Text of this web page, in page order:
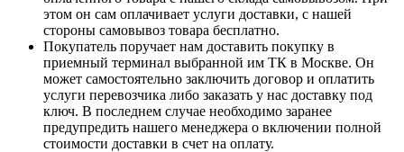
этом он сам оплачивает услуги доставки, с нашей
стороны самовывоз товара бесплатно.
Покупатель поручает нам доставить покупку в
приемный терминал выбранной им ТК в Москве. Он
может самостоятельно заключить договор и оплатить
услуги перевозчика либо заказать у нас доставку под
ключ. В последнем случае необходимо заранее
предупредить нашего менеджера о включении полной
стоимости доставки в счет на оплату.